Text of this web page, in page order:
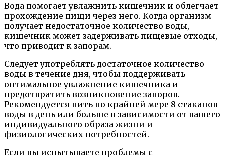
Вода помогает увлажнить кишечник и облегчает
прохождение пищи через него. Когда организм
получает недостаточное количество воды,
кишечник может задерживать пищевые отходы,
что приводит к запорам.
Следует употреблять достаточное количество
воды в течение дня, чтобы поддерживать
оптимальное увлажнение кишечника и
предотвратить возникновение запоров.
Рекомендуется пить по крайней мере 8 стаканов
воды в день или больше в зависимости от вашего
индивидуального образа жизни и
физиологических потребностей.
Если вы испытываете проблемы с